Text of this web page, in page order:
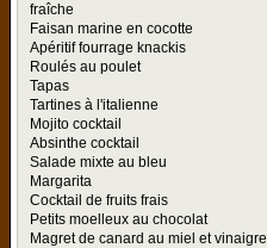
fraîche
Faisan marine en cocotte
Apéritif fourrage knackis
Roulés au poulet
Tapas
Tartines à l'italienne
Mojito cocktail
Absinthe cocktail
Salade mixte au bleu
Margarita
Cocktail de fruits frais
Petits moelleux au chocolat
Magret de canard au miel et vinaigre